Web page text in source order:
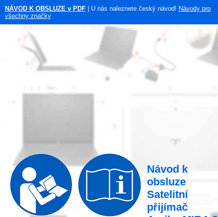
NÁVOD K OBSLUZE v PDF | U nás naleznete český návod! Návody pro
všechny značky
Návod k
obsluze
Satelitní
přijímač